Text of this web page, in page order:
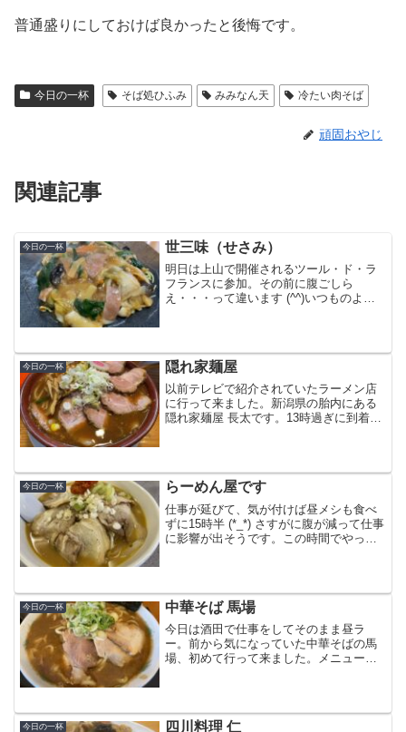
普通盛りにしておけば良かったと後悔です。
今日の一杯 そば処ひふみ みみなん天 冷たい肉そば
頑固おやじ
関連記事
今日の一杯 世三味（せさみ）
明日は上山で開催されるツール・ド・ラ
フランスに参加。その前に腹ごしら
え・・・って違います (^^)いつものよう
板はOMダイニング・...
今日の一杯 隠れ家麺屋
以前テレビで紹介されていたラーメン店
に行って来ました。新潟県の胎内にある
隠れ家麺屋 長太です。13時過ぎに到着し
それでも15分くら...
今日の一杯 らーめん屋です
仕事が延びて、気が付けば昼メシも食べ
ずに15時半 (*_*) さすがに腹が減って仕事
に影響が出そうです。この時間でやって
うな・・...
今日の一杯 中華そば 馬場
今日は酒田で仕事をしてそのまま昼ラ
ー。前から気になっていた中華そばの馬
場、初めて行って来ました。メニューは
付くという事は、普通の煮...
今日の一杯 四川料理 仁